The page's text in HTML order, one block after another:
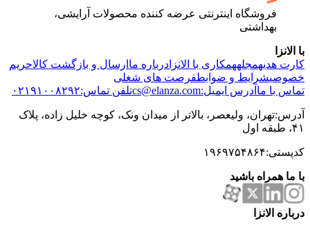
فروشگاه اینترنتی عرضه کننده محصولات آرایشی،
بهداشتی
با الانزا
کارت هدیهمجلههمکاری با الانزا درباره ما ارسال و بازگشت کالاحریم
خصوصیشرایط و ضوابطفرصت های شغلی
تماس با ما آدرس ایمیل:cs@elanza.com تلفن تماس:۰۲۱۹۱۰۰۸۲۹۲
آدرس:تهران، ولیعصر، بالاتر از میدان ونک، کوچه خلیل زاده، پلاک
۴۱، طبقه اول
کدپستی:۱۹۶۹۷۵۴۸۶۴
با ما همراه باشید
درباره الانزا